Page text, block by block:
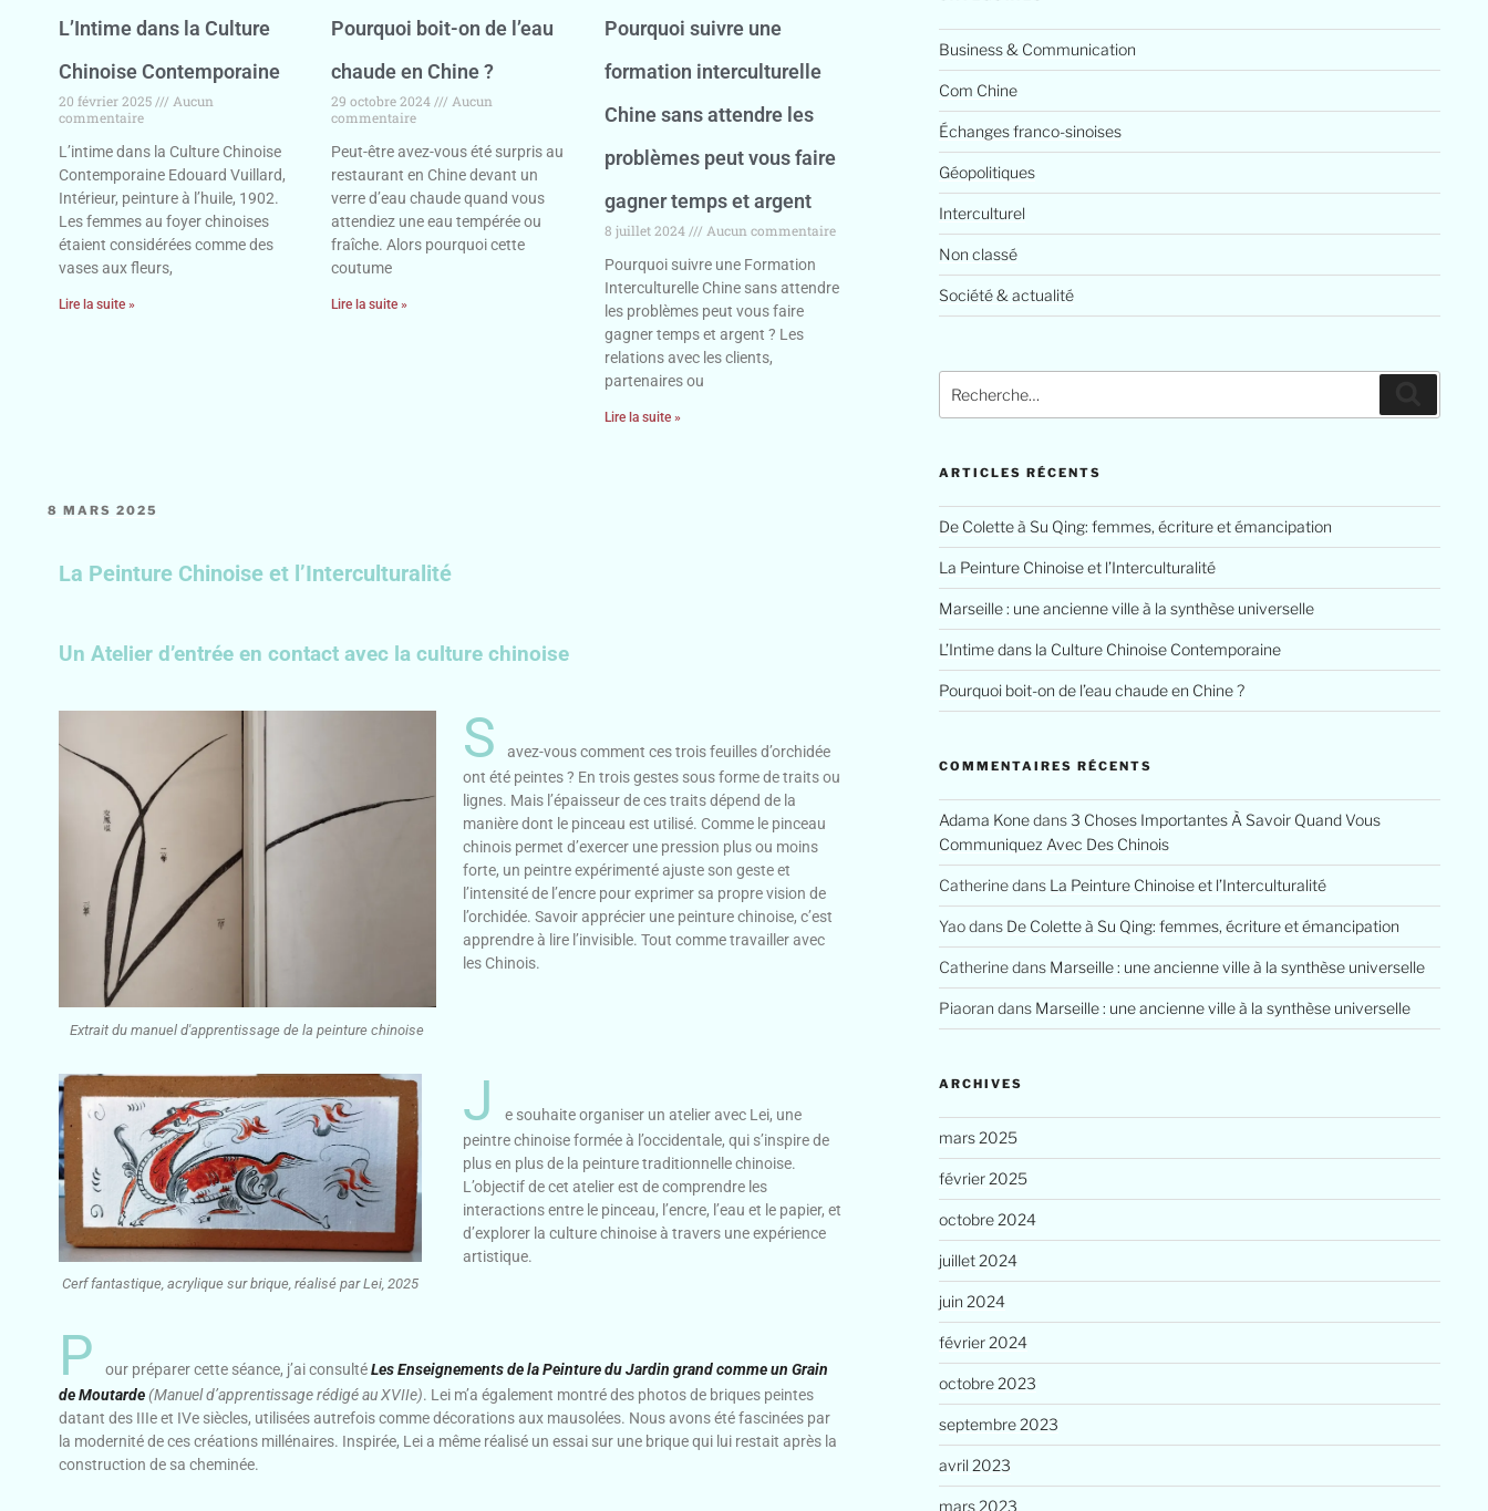
L’Intime dans la Culture
Chinoise Contemporaine
20 février 2025
Aucun
commentaire
L’intime dans la Culture Chinoise
Contemporaine Edouard Vuillard,
Intérieur, peinture à l’huile, 1902.
Les femmes au foyer chinoises
étaient considérées comme des
vases aux fleurs,
Lire la suite »
Pourquoi boit-on de l’eau
chaude en Chine ?
29 octobre 2024
Aucun
commentaire
Peut-être avez-vous été surpris au
restaurant en Chine devant un
verre d’eau chaude quand vous
attendiez une eau tempérée ou
fraîche. Alors pourquoi cette
coutume
Lire la suite »
Pourquoi suivre une
formation interculturelle
Chine sans attendre les
problèmes peut vous faire
gagner temps et argent
8 juillet 2024
Aucun commentaire
Pourquoi suivre une Formation
Interculturelle Chine sans attendre
les problèmes peut vous faire
gagner temps et argent ? Les
relations avec les clients,
partenaires ou
Lire la suite »
8 MARS 2025
La Peinture Chinoise et l’Interculturalité
Un Atelier d’entrée en contact avec la culture chinoise
Extrait du manuel d'apprentissage de la peinture chinoise
S
avez-vous comment ces trois feuilles d’orchidée
ont été peintes ? En trois gestes sous forme de traits ou
lignes. Mais l’épaisseur de ces traits dépend de la
manière dont le pinceau est utilisé. Comme le pinceau
chinois permet d’exercer une pression plus ou moins
forte, un peintre expérimenté ajuste son geste et
l’intensité de l’encre pour exprimer sa propre vision de
l’orchidée. Savoir apprécier une peinture chinoise, c’est
apprendre à lire l’invisible. Tout comme travailler avec
les Chinois.
Cerf fantastique, acrylique sur brique, réalisé par Lei, 2025
J
e souhaite organiser un atelier avec Lei, une
peintre chinoise formée à l’occidentale, qui s’inspire de
plus en plus de la peinture traditionnelle chinoise.
L’objectif de cet atelier est de comprendre les
interactions entre le pinceau, l’encre, l’eau et le papier, et
d’explorer la culture chinoise à travers une expérience
artistique.
P our préparer cette séance, j’ai consultéLes Enseignements de la Peinture du Jardin grand comme un Grain
de Moutarde (Manuel d’apprentissage rédigé au XVIIe). Lei m’a également montré des photos de briques peintes
datant des IIIe et IVe siècles, utilisées autrefois comme décorations aux mausolées. Nous avons été fascinées par
la modernité de ces créations millénaires. Inspirée, Lei a même réalisé un essai sur une brique qui lui restait après la
construction de sa cheminée.
Business & Communication
Com Chine
Échanges franco-sinoises
Géopolitiques
Interculturel
Non classé
Société & actualité
ARTICLES RÉCENTS
De Colette à Su Qing: femmes, écriture et émancipation
La Peinture Chinoise et l’Interculturalité
Marseille : une ancienne ville à la synthèse universelle
L’Intime dans la Culture Chinoise Contemporaine
Pourquoi boit-on de l’eau chaude en Chine ?
COMMENTAIRES RÉCENTS
Adama Konedans3 Choses Importantes À Savoir Quand Vous
Communiquez Avec Des Chinois
Catherinedans La Peinture Chinoise et l’Interculturalité
Yaodans De Colette à Su Qing: femmes, écriture et émancipation
Catherinedans Marseille : une ancienne ville à la synthèse universelle
Piaoran dans Marseille : une ancienne ville à la synthèse universelle
ARCHIVES
mars 2025
février 2025
octobre 2024
juillet 2024
juin 2024
février 2024
octobre 2023
septembre 2023
avril 2023
mars 2023